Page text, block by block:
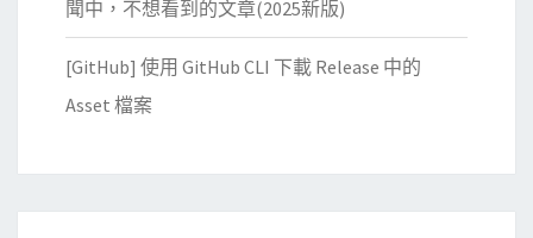
聞中，不想看到的文章(2025新版)
[GitHub] 使用 GitHub CLI 下載 Release 中的
Asset 檔案